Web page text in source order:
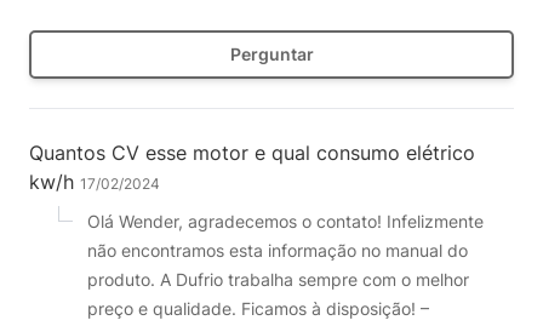
Perguntar
Quantos CV esse motor e qual consumo elétrico
kw/h 17/02/2024
Olá Wender, agradecemos o contato! Infelizmente
não encontramos esta informação no manual do
produto. A Dufrio trabalha sempre com o melhor
preço e qualidade. Ficamos à disposição! –